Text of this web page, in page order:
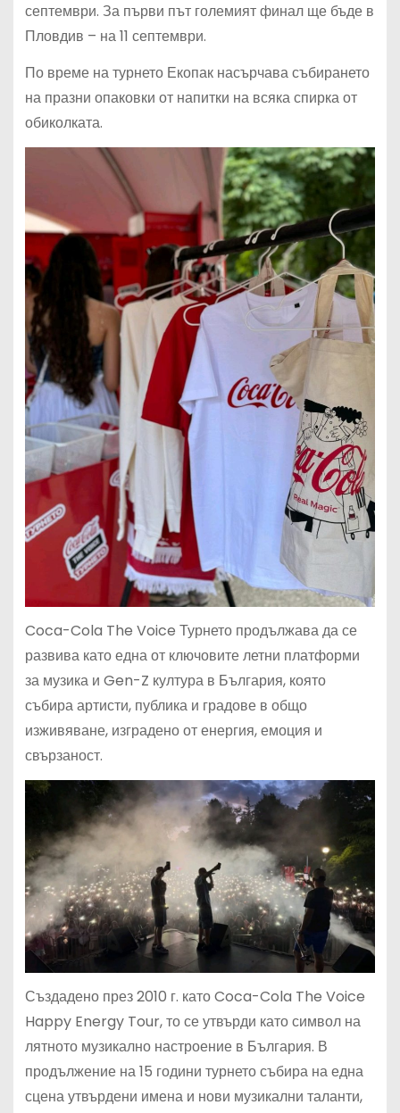
септември. За първи път големият финал ще бъде в
Пловдив – на 11 септември.
По време на турнето Екопак насърчава събирането
на празни опаковки от напитки на всяка спирка от
обиколката.
Coca-Cola The Voice Турнето продължава да се
развива като една от ключовите летни платформи
за музика и Gen-Z култура в България, която
събира артисти, публика и градове в общо
изживяване, изградено от енергия, емоция и
свързаност.
Създадено през 2010 г. като Coca-Cola The Voice
Happy Energy Tour, то се утвърди като символ на
лятното музикално настроение в България. В
продължение на 15 години турнето събира на една
сцена утвърдени имена и нови музикални таланти,